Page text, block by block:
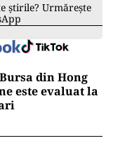
știrile? Urmărește
din Hong
este evaluat la